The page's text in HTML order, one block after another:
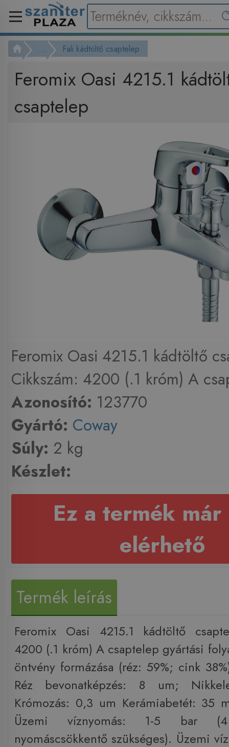
... Fali kádtöltő csaptelep
Feromix Oasi 4215.1
csaptelep
Feromix Oasi 4215.1 kádtöltő
Cikkszám: 4200 (.1 króm) A
Azonosító: 123770
Gyártó: Coway
Súly: 2 kg
Készlet:
Ez a termék már
elérhető
Termék leírás
Feromix Oasi 4215.1 kádtöltő
4200 (.1 króm) A csaptelep gyártási
öntvény formázása (réz: 59%; cink
Réz bevonatképzés: 8 um;
Krómozás: 0,3 um Kerámiabetét: 35
Üzemi víznyomás: 1-5 bar
nyomáscsökkentő szükséges). Üzemi